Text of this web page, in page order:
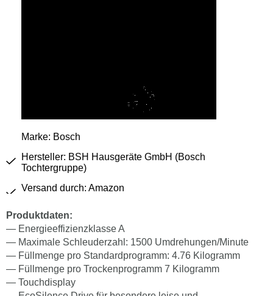
Marke: Bosch
Hersteller: BSH Hausgeräte GmbH (Bosch
Tochtergruppe)
Versand durch: Amazon
Produktdaten:
— Energieeffizienzklasse A
— Maximale Schleuderzahl: 1500 Umdrehungen/Minute
— Füllmenge pro Standardprogramm: 4.76 Kilogramm
— Füllmenge pro Trockenprogramm 7 Kilogramm
— Touchdisplay